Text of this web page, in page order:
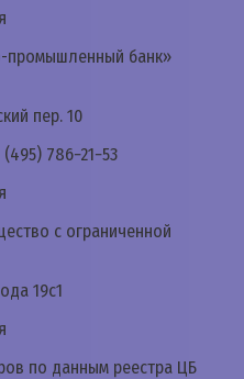
промышленный банк»
пер. 10
786−21−53
с ограниченной
19с1
по данным реестра ЦБ